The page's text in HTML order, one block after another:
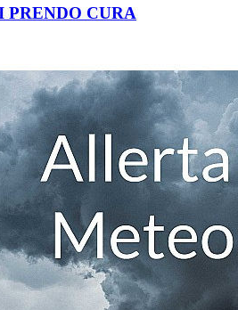
PRENDO CURA